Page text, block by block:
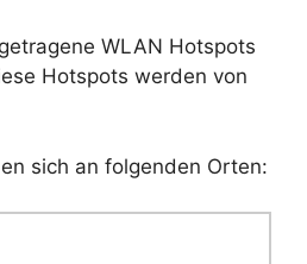
WLAN Hotspots
Hotspots werden von
sich an folgenden Orten: